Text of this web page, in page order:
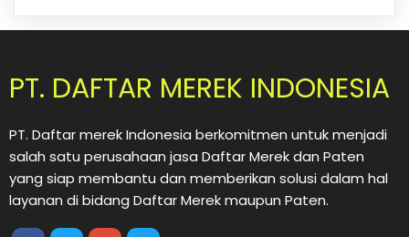
PT. DAFTAR MEREK INDONESIA
PT. Daftar merek Indonesia berkomitmen untuk menjadi
salah satu perusahaan jasa Daftar Merek dan Paten
yang siap membantu dan memberikan solusi dalam hal
layanan di bidang Daftar Merek maupun Paten.